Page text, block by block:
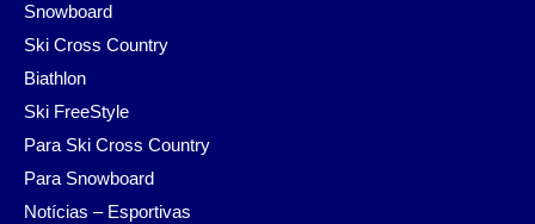
Snowboard
Ski Cross Country
Biathlon
Ski FreeStyle
Para Ski Cross Country
Para Snowboard
Notícias – Esportivas